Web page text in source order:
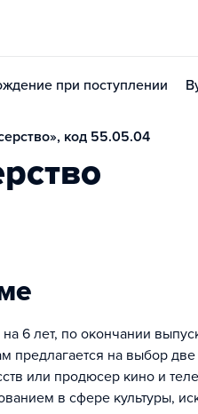
при поступлении
код 55.05.04
6 лет, по окончании
предлагается на выбор
или продюсер кино и
в сфере культуры,